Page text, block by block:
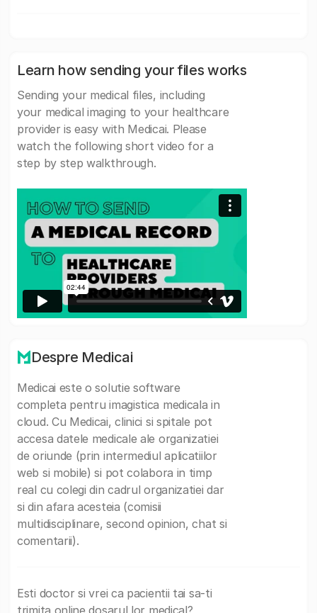
Learn how sending your files works
Sending your medical files, including
your medical imaging to your healthcare
provider is easy with Medicai. Please
watch the following short video for a
step by step walkthrough.
Despre Medicai
Medicai este o solutie software
completa pentru imagistica medicala in
cloud. Cu Medicai, clinici si spitale pot
accesa datele medicale ale organizatiei
de oriunde (prin intermediul aplicatiilor
web si mobile) si pot colabora in timp
real cu colegi din cadrul organizatiei dar
si din afara acesteia (comisii
multidisciplinare, second opinion, chat si
comentarii).
Esti doctor si vrei ca pacientii tai sa-ti
trimita online dosarul lor medical?